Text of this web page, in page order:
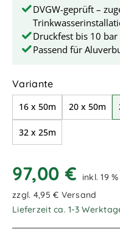
DVGW-geprüft –
Druckfest bis 10
Passend für
Varianteauswählen
16 x 50m 20 x 50m
32 x 25m
97,00 €
inkl. 19
zzgl. 4,95 € Versand
Lieferzeit ca. 1-3